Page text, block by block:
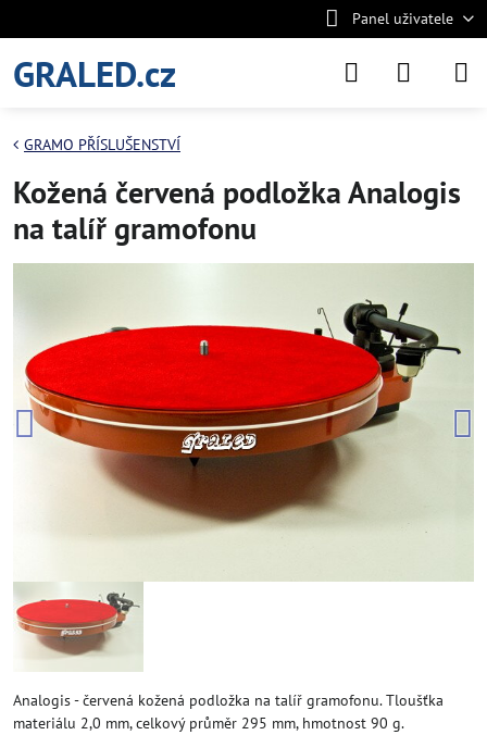
Panel uživatele
GRALED.cz
GRAMO PŘÍSLUŠENSTVÍ
Kožená červená podložka Analogis
na talíř gramofonu
Analogis - červená kožená podložka na talíř gramofonu. Tloušťka
materiálu 2,0 mm, celkový průměr 295 mm, hmotnost 90 g.